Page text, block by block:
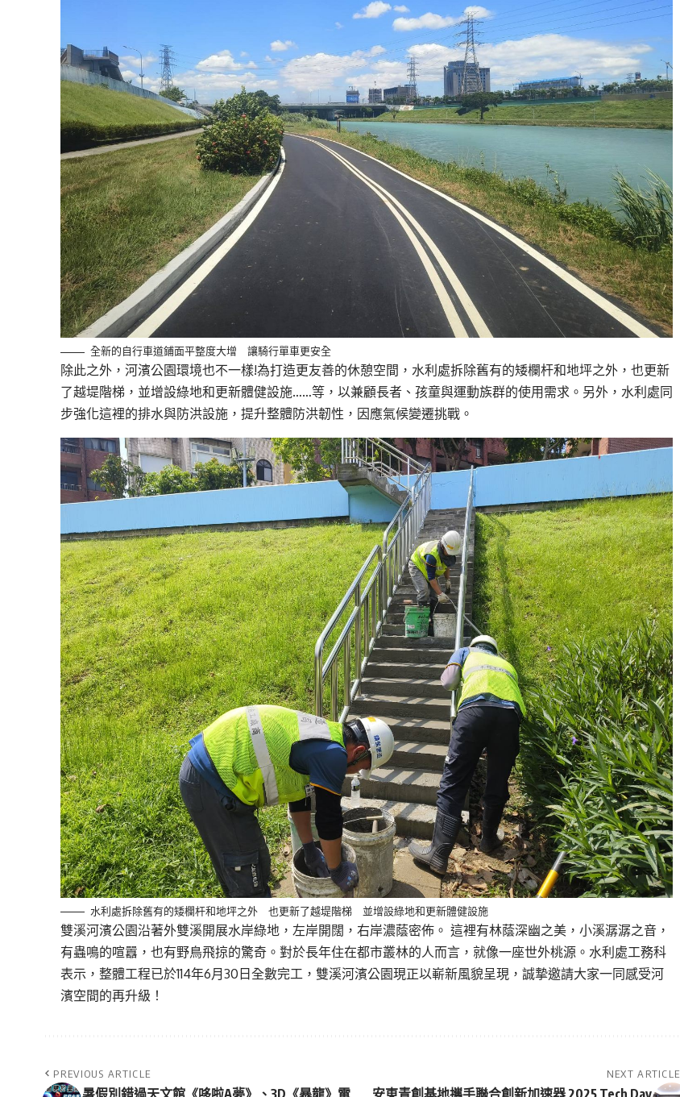
全新的自行車道鋪面平整度大增 讓騎行單車更安全
除此之外，河濱公園環境也不一樣!為打造更友善的休憩空間，水利處拆除舊有的矮欄杆和地坪之外，也更新
了越堤階梯，並增設綠地和更新體健設施……等，以兼顧長者、孩童與運動族群的使用需求。另外，水利處同
步強化這裡的排水與防洪設施，提升整體防洪韌性，因應氣候變遷挑戰。
水利處拆除舊有的矮欄杆和地坪之外 也更新了越堤階梯 並增設綠地和更新體健設施
雙溪河濱公園沿著外雙溪開展水岸綠地，左岸開闊，右岸濃蔭密佈。 這裡有林蔭深幽之美，小溪潺潺之音，
有蟲鳴的喧囂，也有野鳥飛掠的驚奇。對於長年住在都市叢林的人而言，就像一座世外桃源。水利處工務科
表示，整體工程已於114年6月30日全數完工，雙溪河濱公園現正以嶄新風貌呈現，誠摯邀請大家一同感受河
濱空間的再升級！
PREVIOUS ARTICLE
暑假別錯過天文館《哆啦A夢》、3D《暴龍》電
NEXT ARTICLE
安東青創基地攜手聯合創新加速器 2025 Tech Day